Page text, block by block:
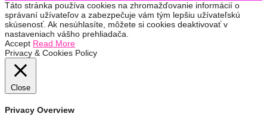
Táto stránka používa cookies na zhromažďovanie informácií o
správaní užívateľov a zabezpečuje vám tým lepšiu užívateľskú
skúsenosť. Ak nesúhlasíte, môžete si cookies deaktivovať v
nastaveniach vášho prehliadača.
Accept Read More
Privacy & Cookies Policy
Close
Privacy Overview